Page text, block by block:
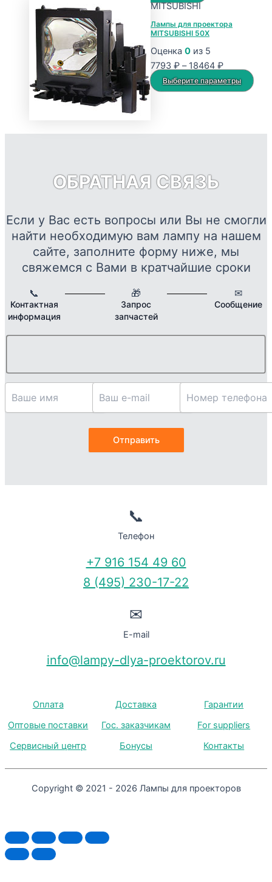
7793 ₽
20021 ₽
имеет
несколько
вариаций.
Опции
можно
выбрать
товара.
MITSUBISHI
Лампы для проектора
MITSUBISHI 50X
Оценка 0 из 5
7793 ₽ – 18464 ₽Диапазон
цен:
7793 ₽
Выберите параметры
ОБРАТНАЯ СВЯЗЬ
Если у Вас есть вопросы или Вы не смогли
найти необходимую вам лампу на нашем
сайте, заполните форму ниже, мы
свяжемся с Вами в кратчайшие сроки
📞
Контактная
информация
🎁
Запрос
запчастей
✉
Сообщение
📞
Телефон
+7 916 154 49 60
8 (495) 230-17-22
✉
E-mail
info@lampy-dlya-proektorov.ru
Оплата Доставка
Гарантии
Оптовые поставки
Гос. заказчикам
For suppliers
Сервисный центр
Бонусы Контакты
Copyright © 2021 - 2026 Лампы для проекторов